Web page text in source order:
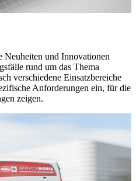
Neuheiten und Innovationen
rund um das Thema
verschiedene Einsatzbereiche
Anforderungen ein, für die
zeigen.